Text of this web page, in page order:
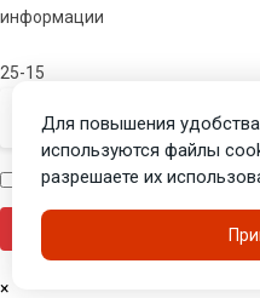
информации
25-15
Я человек
×
Для повышения
используются файлы
разрешаете их